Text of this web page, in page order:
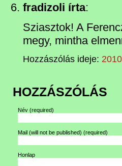
fradizoli írta:
Sziasztok! A
megy, mintha
Hozzászólás ideje:
HOZZÁSZÓLÁS
Név (required)
Mail (will not be published) (required)
Honlap